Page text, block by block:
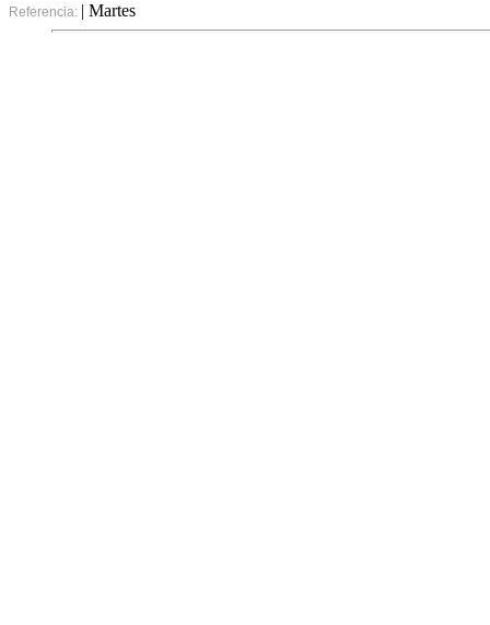
Referencia: | Martes